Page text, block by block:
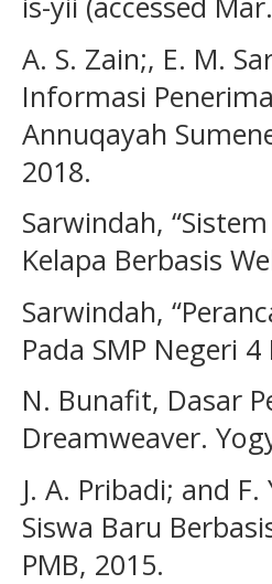
A. S. Zain;, E. M.
Informasi
Annuqayah
2018.
Sarwindah,
Kelapa Berbasis
Sarwindah,
Pada SMP Negeri
N. Bunafit, Dasar
Dreamweaver.
J. A. Pribadi; and
Siswa Baru
PMB, 2015.